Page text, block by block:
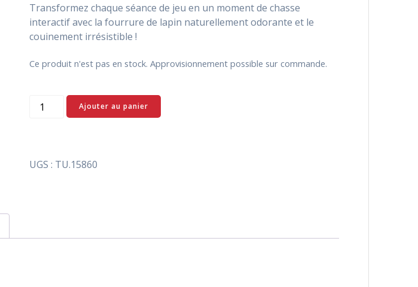
Transformez chaque séance de jeu en un moment de chasse
interactif avec la fourrure de lapin naturellement odorante et le
couinement irrésistible !
Ce produit n'est pas en stock. Approvisionnement possible sur commande.
quantité
sonore
Ajouter au panier
UGS : TU.15860